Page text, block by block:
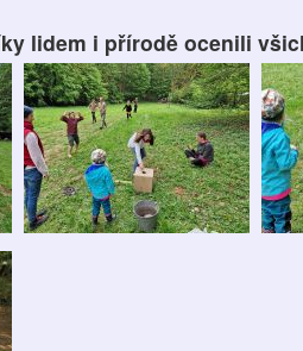
lidem i přírodě ocenili